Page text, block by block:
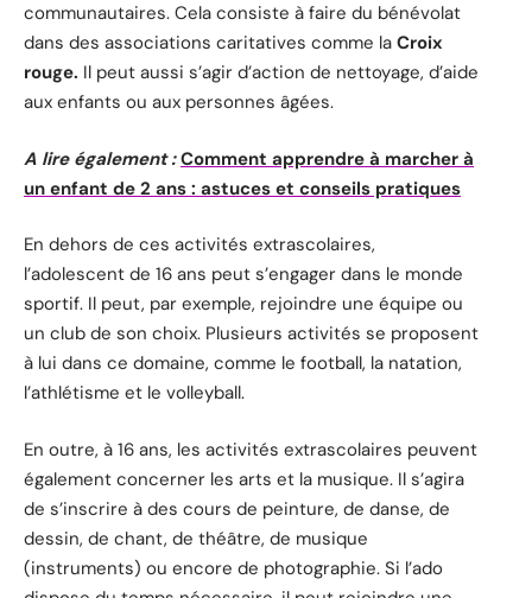
communautaires. Cela consiste à faire du bénévolat
dans des associations caritatives comme la Croix
rouge. Il peut aussi s’agir d’action de nettoyage, d’aide
aux enfants ou aux personnes âgées.
A lire également : Comment apprendre à marcher à
un enfant de 2 ans : astuces et conseils pratiques
En dehors de ces activités extrascolaires,
l’adolescent de 16 ans peut s’engager dans le monde
sportif. Il peut, par exemple, rejoindre une équipe ou
un club de son choix. Plusieurs activités se proposent
à lui dans ce domaine, comme le football, la natation,
l’athlétisme et le volleyball.
En outre, à 16 ans, les activités extrascolaires peuvent
également concerner les arts et la musique. Il s’agira
de s’inscrire à des cours de peinture, de danse, de
dessin, de chant, de théâtre, de musique
(instruments) ou encore de photographie. Si l’ado